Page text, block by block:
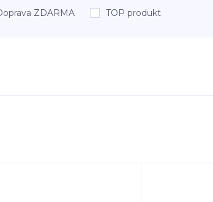
ZDARMA TOP produkt